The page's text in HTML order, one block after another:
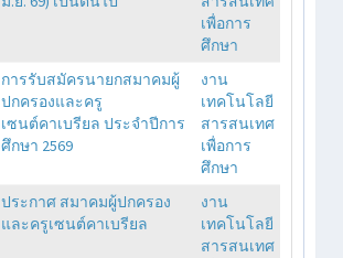
เพื่อการ
ศึกษา
การรับสมัครนายกสมาคมผู้
ปกครองและครู
เซนต์คาเบรียล ประจำปีการ
ศึกษา 2569
งาน
เทคโนโลยี
สารสนเทศ
เพื่อการ
ศึกษา
ประกาศ สมาคมผู้ปกครอง
และครูเซนต์คาเบรียล
งาน
เทคโนโลยี
สารสนเทศ